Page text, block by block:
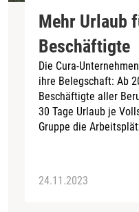
Mehr Urlaub
Beschäftigte
Die Cura-
ihre Belegschaft: Ab
Beschäftigte aller
30 Tage Urlaub je
Gruppe die
24.11.2023